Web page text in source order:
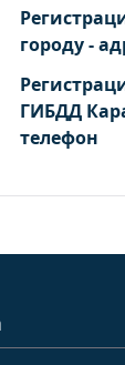
городу -
ГИБДД
телефон